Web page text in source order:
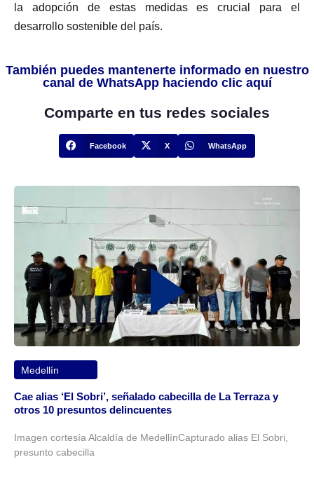
la adopción de estas medidas es crucial para el
desarrollo sostenible del país.
También puedes mantenerte informado en nuestro
canal de WhatsApp haciendo clic aquí
Comparte en tus redes sociales
Facebook X WhatsApp
Medellín
Cae alias ‘El Sobri’, señalado cabecilla de La Terraza y
otros 10 presuntos delincuentes
Imagen cortesía Alcaldía de MedellínCapturado alias El Sobri,
presunto cabecilla